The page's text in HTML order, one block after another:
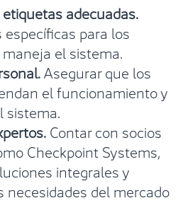
adecuadas.
para los
el sistema.
Asegurar que los
el funcionamiento y
sistema.
Contar con socios
Checkpoint Systems,
integrales y
necesidades del mercado